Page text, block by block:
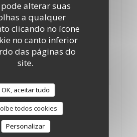
pode alterar suas
a qualquer
clicando no ícone
no canto inferior
das páginas do
site.
OK, aceitar tudo
todos cookies
Personalizar
RDV gourmand au cœur